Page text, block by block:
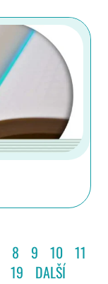
8 9 10 11
19 DALŠÍ